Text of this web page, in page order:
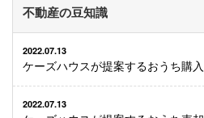
不動産の豆知識
2022.07.13
ケーズハウスが提案するおうち購入
2022.07.13